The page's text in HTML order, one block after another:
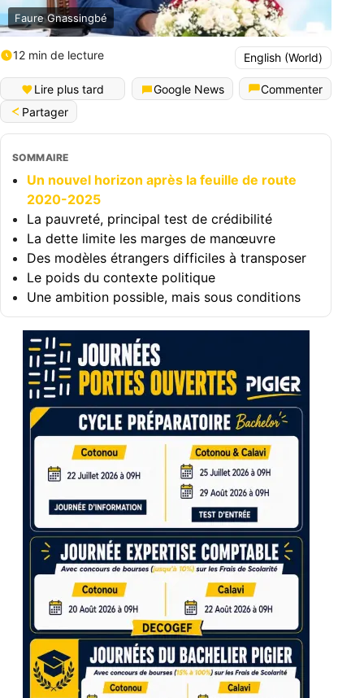
Faure Gnassingbé
12 min de lecture English (World)
Lire plus tard Google News
Commenter
Partager
SOMMAIRE
Un nouvel horizon après la feuille de route
2020-2025
La pauvreté, principal test de crédibilité
La dette limite les marges de manœuvre
Des modèles étrangers difficiles à transposer
Le poids du contexte politique
Une ambition possible, mais sous conditions